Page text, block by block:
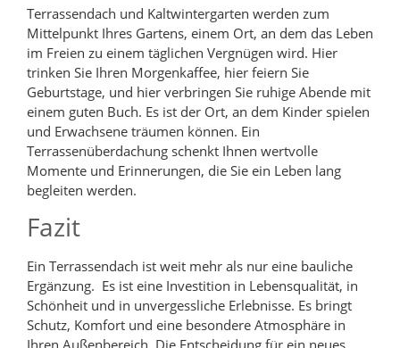
Terrassendach und Kaltwintergarten werden zum
Mittelpunkt Ihres Gartens, einem Ort, an dem das Leben
im Freien zu einem täglichen Vergnügen wird. Hier
trinken Sie Ihren Morgenkaffee, hier feiern Sie
Geburtstage, und hier verbringen Sie ruhige Abende mit
einem guten Buch. Es ist der Ort, an dem Kinder spielen
und Erwachsene träumen können. Ein
Terrassenüberdachung schenkt Ihnen wertvolle
Momente und Erinnerungen, die Sie ein Leben lang
begleiten werden.
Fazit
Ein Terrassendach ist weit mehr als nur eine bauliche
Ergänzung. Es ist eine Investition in Lebensqualität, in
Schönheit und in unvergessliche Erlebnisse. Es bringt
Schutz, Komfort und eine besondere Atmosphäre in